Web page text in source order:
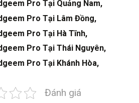
Pro Tại Quảng Nam,
Pro Tại Lâm Đồng,
Pro Tại Hà Tĩnh,
Pro Tại Thái Nguyên,
Pro Tại Khánh Hòa,
Đánh giá